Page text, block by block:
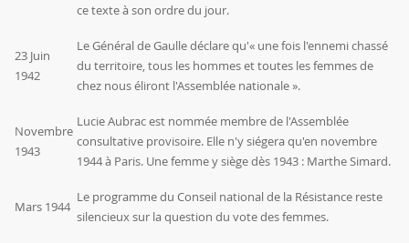
ce texte à son ordre du jour.
23 Juin
1942
Le Général de Gaulle déclare qu'« une fois l'ennemi chassé
du territoire, tous les hommes et toutes les femmes de
chez nous éliront l'Assemblée nationale ».
Novembre
1943
Lucie Aubrac est nommée membre de l'Assemblée
consultative provisoire. Elle n'y siégera qu'en novembre
1944 à Paris. Une femme y siège dès 1943 : Marthe Simard.
Mars 1944
Le programme du Conseil national de la Résistance reste
silencieux sur la question du vote des femmes.